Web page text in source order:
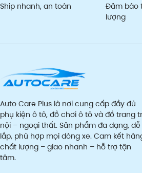
Ship nhanh, an toàn
Đảm bảo
lượng
Auto Care Plus là nơi cung cấp đầy đủ
phụ kiện ô tô, đồ chơi ô tô và đồ trang
nội – ngoại thất. Sản phẩm đa dạng, dễ
lắp, phù hợp mọi dòng xe. Cam kết
chất lượng – giao nhanh – hỗ trợ tận
tâm.